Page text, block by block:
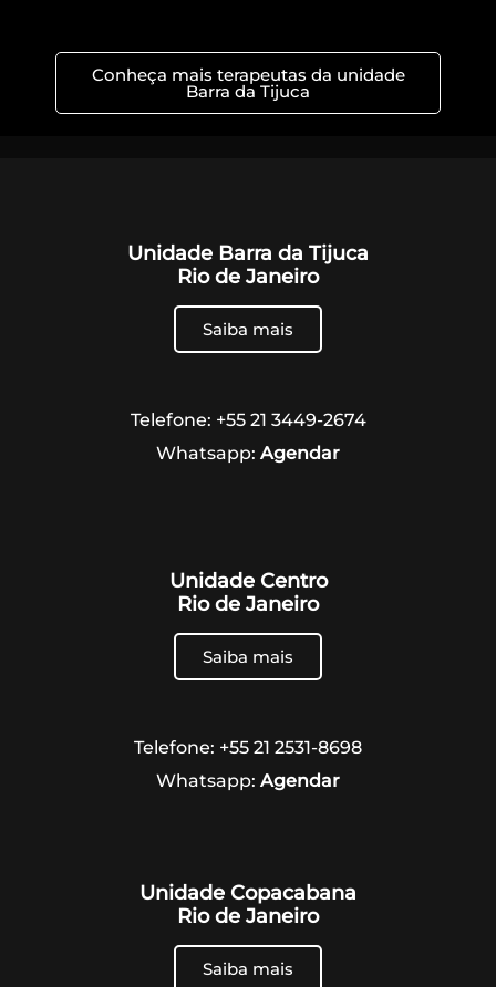
Conheça mais terapeutas da unidade
Barra da Tijuca
Unidade Barra da Tijuca
Rio de Janeiro
Saiba mais
Telefone: +55 21 3449-2674
Whatsapp: Agendar
Unidade Centro
Rio de Janeiro
Saiba mais
Telefone: +55 21 2531-8698
Whatsapp: Agendar
Unidade Copacabana
Rio de Janeiro
Saiba mais